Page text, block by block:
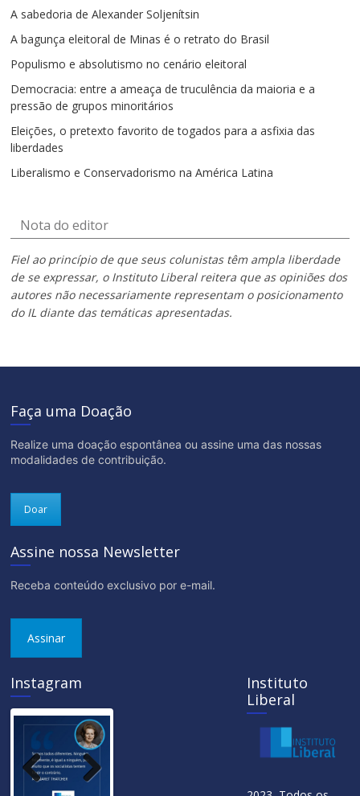
A sabedoria de Alexander Soljenítsin
A bagunça eleitoral de Minas é o retrato do Brasil
Populismo e absolutismo no cenário eleitoral
Democracia: entre a ameaça de truculência da maioria e a
pressão de grupos minoritários
Eleições, o pretexto favorito de togados para a asfixia das
liberdades
Liberalismo e Conservadorismo na América Latina
Nota do editor
Fiel ao princípio de que seus colunistas têm ampla liberdade
de se expressar, o Instituto Liberal reitera que as opiniões dos
autores não necessariamente representam o posicionamento
do IL diante das temáticas apresentadas.
Faça uma Doação
Realize uma doação espontânea ou assine uma das nossas
modalidades de contribuição.
Doar
Assine nossa Newsletter
Receba conteúdo exclusivo por e-mail.
Assinar
Instagram
Instituto
Liberal